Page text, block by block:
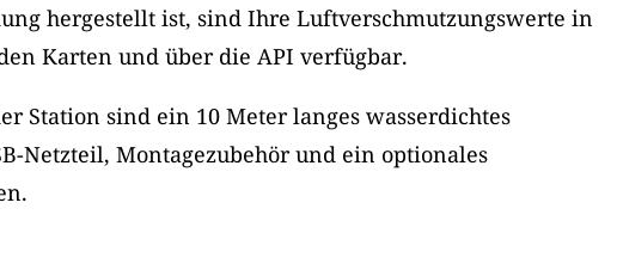
hergestellt ist, sind Ihre Luftverschmutzungswerte in
Karten und über die API verfügbar.
Station sind ein 10 Meter langes wasserdichtes
Netzteil, Montagezubehör und ein optionales